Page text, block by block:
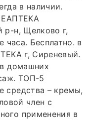
в наличии.
ЕАПТЕКА
р-н, Щелково г,
часа. Бесплатно. в
г, Сиреневый.
домашних
ТОП-5
средства – кремы,
член с
применения в